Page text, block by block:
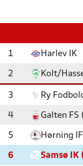
1 Harlev IK
2 Kolt/
3 Ry
4 Galten FS
5 Hørning
6 Samsø IK